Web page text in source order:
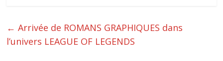
← Arrivée de ROMANS GRAPHIQUES dans
l’univers LEAGUE OF LEGENDS